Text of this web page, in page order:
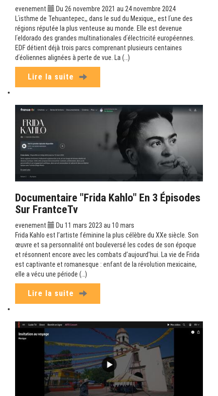
evenement
Du 26 novembre 2021 au 24 novembre 2024
Lʹisthme de Tehuantepec,, dans le sud du Mexique,, est lʹune des
régions réputée la plus venteuse au monde. Elle est devenue
lʹeldorado des grandes multinationales dʹélectricité européennes.
EDF détient déjà trois parcs comprenant plusieurs centaines
dʹéoliennes alignées à perte de vue. La (…)
Lire la suite
Documentaire "Frida Kahlo" En 3 Épisodes
Sur FrantceTv
evenement
Du 11 mars 2023 au 10 mars
Frida Kahlo est l’artiste féminine la plus célèbre du XXe siècle. Son
œuvre et sa personnalité ont bouleversé les codes de son époque
et résonnent encore avec les combats d’aujourd’hui. La vie de Frida
est captivante et romanesque : enfant de la révolution mexicaine,
elle a vécu une période (…)
Lire la suite